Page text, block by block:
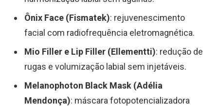
Ônix Face (Fismatek): rejuvenescimento
facial com radiofrequência eletromagnética.
Mio Filler e Lip Filler (Ellementti): redução de
rugas e volumização labial sem injetáveis.
Melanophoton Black Mask (Adélia
Mendonça): máscara fotopotencializadora